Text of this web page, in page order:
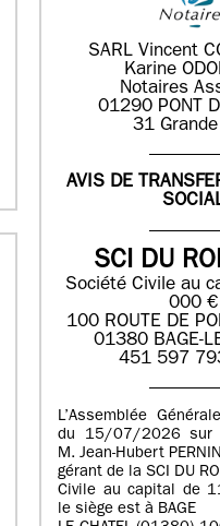
SARL Vincent
Karine
Notaires
01290 PONT
31
AVIS DE
SCI DU
Société Civile au
000 €
100 ROUTE DE
01380 BAGE-
451 597
L’Assemblée
du 15/07/2026 sur
M. Jean-Hubert
gérant de la SCI DU
Civile au capital de
le siège est à BAGE